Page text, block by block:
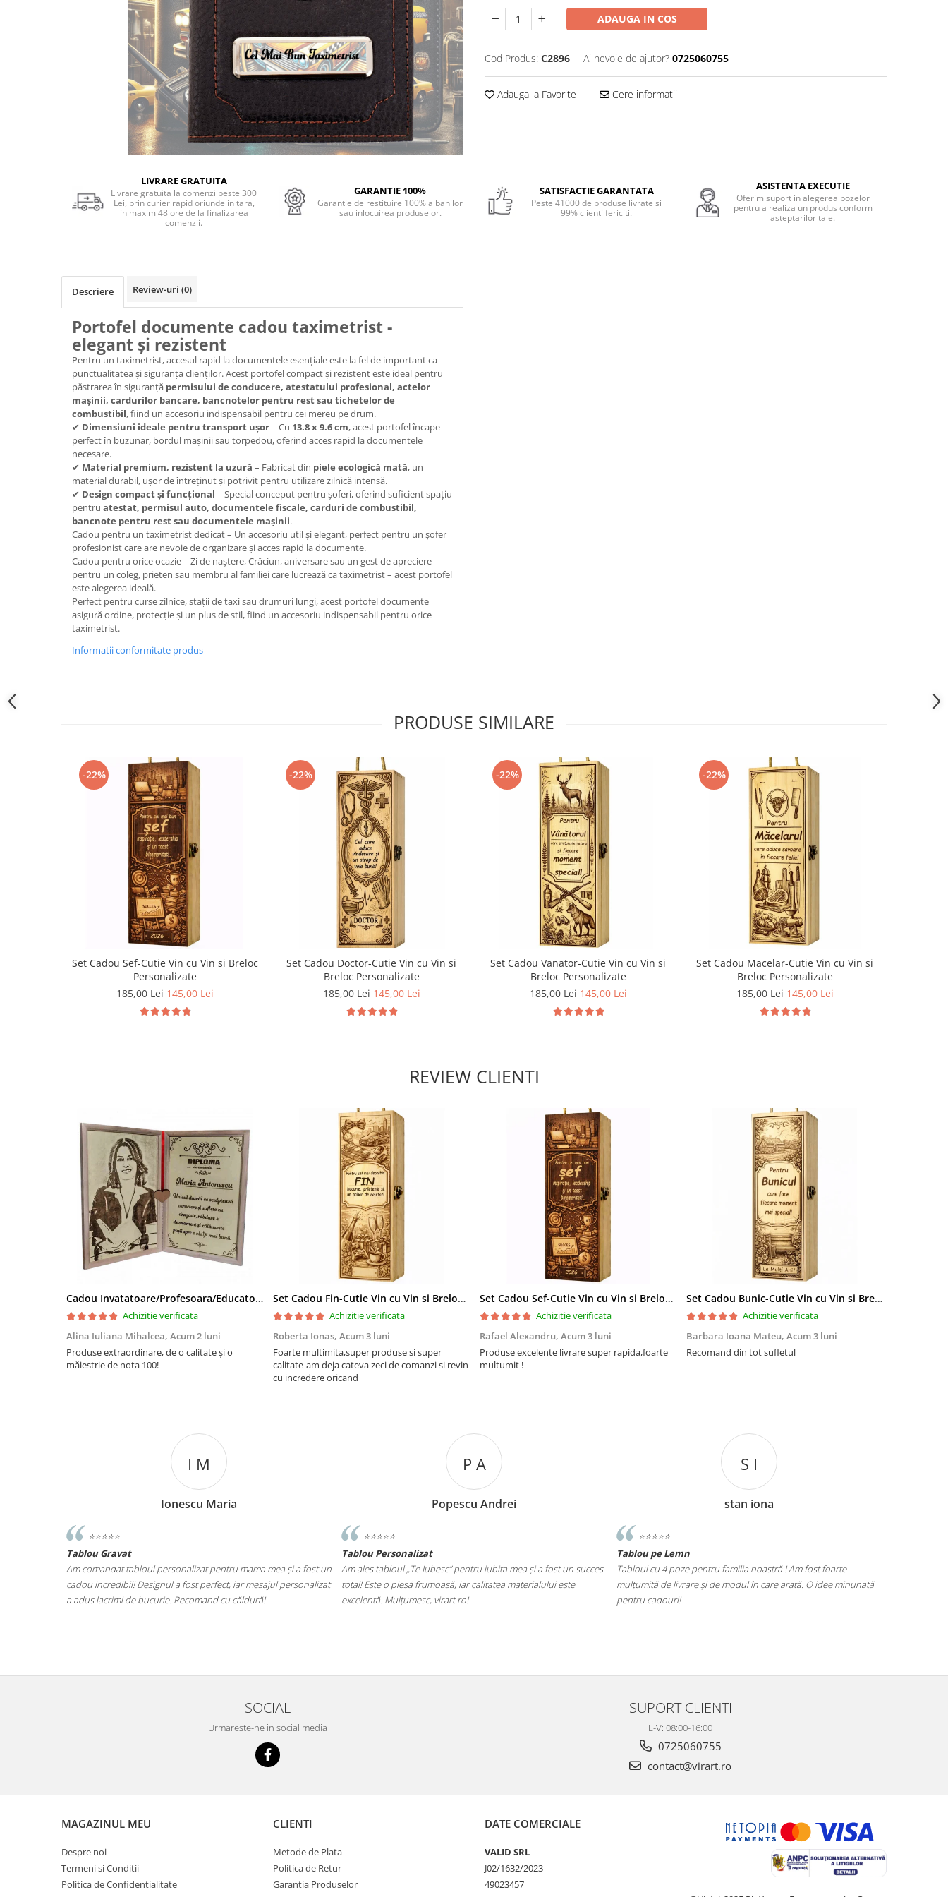
Cadouri Doctori/Asistente
Cadouri Motociclisti
Cadouri Pescar
Cadouri Politisti
Cadouri Pompieri
Cadouri Soferi/Mecanici
Cadouri Stomatologi
Cadouri Stylisti
Cadouri Tractoristi
Cadouri Vanatori/Padurari
Cadre Didactice
ADAUGA IN COS
Cod Produs: C2896 Ai nevoie de ajutor? 0725060755
Adauga la Favorite Cere informatii
LIVRARE GRATUITA
Livrare gratuita la comenzi peste 300
Lei, prin curier rapid oriunde in tara,
in maxim 48 ore de la finalizarea
comenzii.
GARANTIE 100%
Garantie de restituire 100% a banilor
sau inlocuirea produselor.
SATISFACTIE GARANTATA
Peste 41000 de produse livrate si
99% clienti fericiti.
ASISTENTA EXECUTIE
Oferim suport in alegerea pozelor
pentru a realiza un produs conform
asteptarilor tale.
Descriere Review-uri (0)
Portofel documente cadou taximetrist -
elegant și rezistent
Pentru un taximetrist, accesul rapid la documentele esențiale este la fel de important ca
punctualitatea și siguranța clienților. Acest portofel compact și rezistent este ideal pentru
păstrarea în siguranță permisului de conducere, atestatului profesional, actelor
mașinii, cardurilor bancare, bancnotelor pentru rest sau tichetelor de
combustibil, fiind un accesoriu indispensabil pentru cei mereu pe drum.
✔ Dimensiuni ideale pentru transport ușor– Cu 13.8 x 9.6 cm, acest portofel încape
perfect în buzunar, bordul mașinii sau torpedou, oferind acces rapid la documentele
necesare.
✔ Material premium, rezistent la uzură – Fabricat din piele ecologică mată, un
material durabil, ușor de întreținut și potrivit pentru utilizare zilnică intensă.
✔ Design compact și funcțional – Special conceput pentru șoferi, oferind suficient spațiu
pentru atestat, permisul auto, documentele fiscale, carduri de combustibil,
bancnote pentru rest sau documentele mașinii.
Cadou pentru un taximetrist dedicat – Un accesoriu util și elegant, perfect pentru un șofer
profesionist care are nevoie de organizare și acces rapid la documente.
Cadou pentru orice ocazie – Zi de naștere, Crăciun, aniversare sau un gest de apreciere
pentru un coleg, prieten sau membru al familiei care lucrează ca taximetrist – acest portofel
este alegerea ideală.
Perfect pentru curse zilnice, stații de taxi sau drumuri lungi, acest portofel documente
asigură ordine, protecție și un plus de stil, fiind un accesoriu indispensabil pentru orice
taximetrist.
Informatii conformitate produs
PRODUSE SIMILARE
-22%
Set Cadou Sef-Cutie Vin cu Vin si Breloc
Personalizate
185,00 Lei145,00 Lei
-22%
Set Cadou Doctor-Cutie Vin cu Vin si
Breloc Personalizate
185,00 Lei145,00 Lei
-22%
Set Cadou Vanator-Cutie Vin cu Vin si
Breloc Personalizate
185,00 Lei145,00 Lei
-22%
Set Cadou Macelar-Cutie Vin cu Vin si
Breloc Personalizate
185,00 Lei145,00 Lei
REVIEW CLIENTI
Cadou Invatatoare/Profesoara/Educatoare "Catalogul Amintirilor"
Achizitie verificata
Alina Iuliana Mihalcea, Acum 2 luni
Produse extraordinare, de o calitate și o
măiestrie de nota 100!
Set Cadou Fin-Cutie Vin cu Vin si Breloc Personalizate
Achizitie verificata
Roberta Ionas, Acum 3 luni
Foarte multimita,super produse si super
calitate-am deja cateva zeci de comanzi si revin
cu incredere oricand
Set Cadou Sef-Cutie Vin cu Vin si Breloc Personalizate
Achizitie verificata
Rafael Alexandru, Acum 3 luni
Produse excelente livrare super rapida,foarte
multumit !
Set Cadou Bunic-Cutie Vin cu Vin si Breloc Personalizate
Achizitie verificata
Barbara Ioana Mateu, Acum 3 luni
Recomand din tot sufletul
I M
Ionescu Maria
⭐️⭐️⭐️⭐️⭐️
Tablou Gravat
Am comandat tabloul personalizat pentru mama mea și a fost un
cadou incredibil! Designul a fost perfect, iar mesajul personalizat
a adus lacrimi de bucurie. Recomand cu căldură!
P A
Popescu Andrei
⭐️⭐️⭐️⭐️⭐️
Tablou Personalizat
Am ales tabloul „Te Iubesc” pentru iubita mea și a fost un succes
total! Este o piesă frumoasă, iar calitatea materialului este
excelentă. Mulțumesc, virart.ro!
S I
stan iona
⭐️⭐️⭐️⭐️⭐️
Tablou pe Lemn
Tabloul cu 4 poze pentru familia noastră ! Am fost foarte
mulțumită de livrare și de modul în care arată. O idee minunată
pentru cadouri!
SOCIAL
Urmareste-ne in social media
SUPORT CLIENTI
L-V: 08:00-16:00
0725060755
contact@virart.ro
MAGAZINUL MEU
Despre noi
Termeni si Conditii
Politica de Confidentialitate
CLIENTI
Metode de Plata
Politica de Retur
Garantia Produselor
DATE COMERCIALE
VALID SRL
J02/1632/2023
49023457